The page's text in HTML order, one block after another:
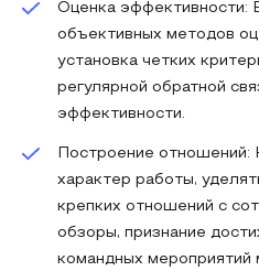
Оценка эффективности:
объективных методов
установка четких
регулярной обратной
эффективности.
Построение
характер работы,
крепких отношений с
обзоры, признание
командных мероприятий